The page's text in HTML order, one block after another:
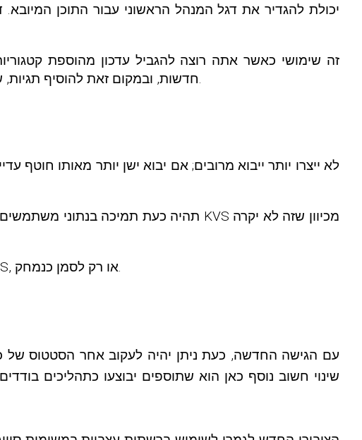
יכולת להגדיר את דגל המנהל הראשוני עבור התוכן המיובא.
חדשות, ובמקום זאת להוסיף תגיות, שניתן להשתמש בהן כדי לאכלס נכון קטגוריות קיימות באמצעות תוסף בחירה אוטומטית של קטגוריות.
תופסים התומכים במחיקה אוטומטית יאפשרו להגדיר אם יש למחוק את התוכן שנמחק במלואו מ-KVS, או רק לסמן כנמחק.
שינוי חשוב נוסף כאן הוא שתוספים יבוצעו כתהליכים